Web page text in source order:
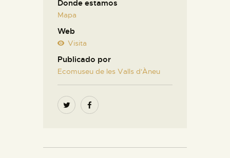
Donde estamos
Mapa
Web
Visita
Publicado por
Ecomuseu de les Valls d'Àneu